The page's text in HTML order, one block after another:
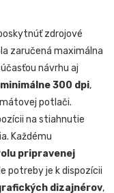
zdrojové
zaručená maximálna
návrhu aj
300 dpi,
potlači.
na stiahnutie
Každému
pripravenej
potreby je k dispozícii
dizajnérov,